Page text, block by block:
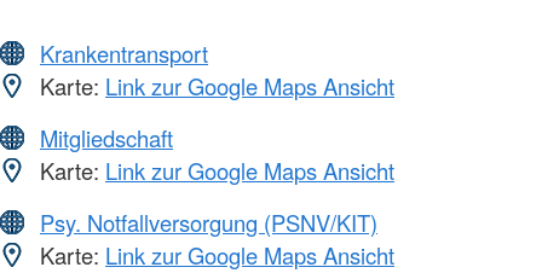
Krankentransport
Karte: Link zur Google Maps Ansicht
Mitgliedschaft
Karte: Link zur Google Maps Ansicht
Psy. Notfallversorgung (PSNV/KIT)
Karte: Link zur Google Maps Ansicht